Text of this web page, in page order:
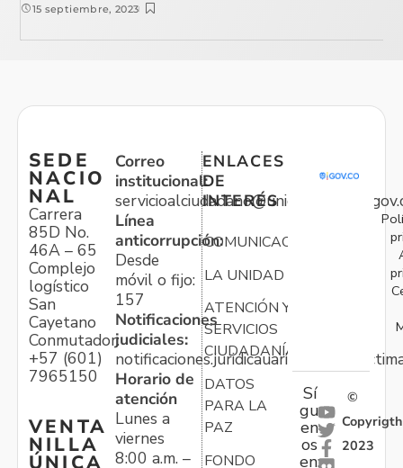
15 septiembre, 2023
SEDE
NACIO
NAL
Carrera
85D No.
46A – 65
Complejo
logístico
San
Cayetano
Conmutador:
+57 (601)
7965150
VENTA
NILLA
ÚNICA
Correo
institucional:
Línea
anticorrupción:
Desde
móvil o fijo:
157
Notificaciones
judiciales:
Horario de
atención
Lunes a
viernes
8:00 a.m. –
ENLACES
DE
INTERÉS
COMUNICACIONES
LA UNIDAD
ATENCIÓN Y
SERVICIOS
CIUDADANÍA
DATOS
PARA LA
PAZ
FONDO
Sí
gu
en
os
en:
©
Copyrigth
2023